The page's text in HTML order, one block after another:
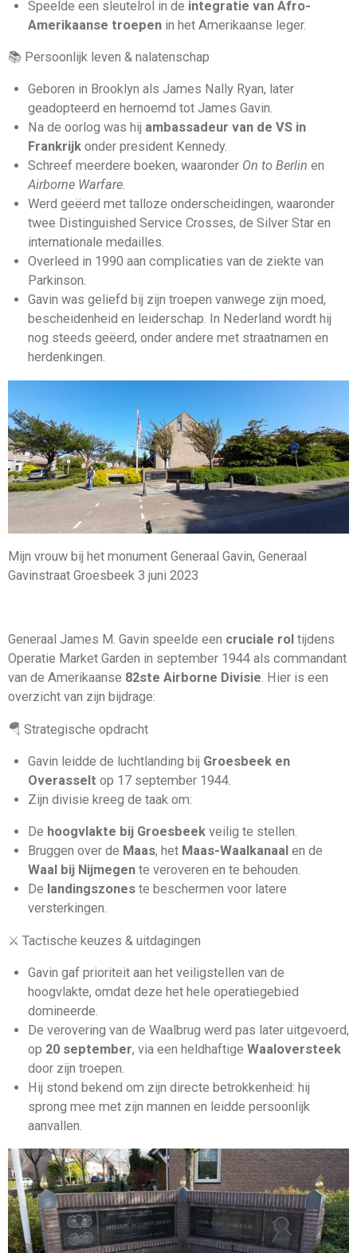
Speelde een sleutelrol in de integratie van Afro-
Amerikaanse troepenin het Amerikaanse leger.
📚 Persoonlijk leven & nalatenschap
Geboren in Brooklyn als James Nally Ryan, later
geadopteerd en hernoemd tot James Gavin.
Na de oorlog was hij ambassadeur van de VS in
Frankrijkonder president Kennedy.
Schreef meerdere boeken, waaronder On to Berlin en
Airborne Warfare.
Werd geëerd met talloze onderscheidingen, waaronder
twee Distinguished Service Crosses, de Silver Star en
internationale medailles.
Overleed in 1990 aan complicaties van de ziekte van
Parkinson.
Gavin was geliefd bij zijn troepen vanwege zijn moed,
bescheidenheid en leiderschap. In Nederland wordt hij
nog steeds geëerd, onder andere met straatnamen en
herdenkingen.
Mijn vrouw bij het monument Generaal Gavin, Generaal
Gavinstraat Groesbeek 3 juni 2023
Generaal James M. Gavin speelde een cruciale rol tijdens
Operatie Market Garden in september 1944 als commandant
van de Amerikaanse 82ste Airborne Divisie. Hier is een
overzicht van zijn bijdrage:
🪂 Strategische opdracht
Gavin leidde de luchtlanding bij Groesbeek en
Overasselt op 17 september 1944.
Zijn divisie kreeg de taak om:
De hoogvlakte bij Groesbeekveilig te stellen.
Bruggen over de Maas, het Maas-Waalkanaal en de
Waal bij Nijmegente veroveren en te behouden.
De landingszoneste beschermen voor latere
versterkingen.
⚔️ Tactische keuzes & uitdagingen
Gavin gaf prioriteit aan het veiligstellen van de
hoogvlakte, omdat deze het hele operatiegebied
domineerde.
De verovering van de Waalbrug werd pas later uitgevoerd,
op 20 september, via een heldhaftige Waaloversteek
door zijn troepen.
Hij stond bekend om zijn directe betrokkenheid: hij
sprong mee met zijn mannen en leidde persoonlijk
aanvallen.